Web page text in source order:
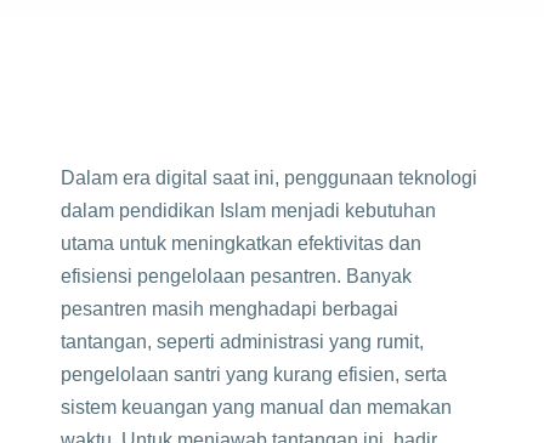
Dalam era digital saat ini, penggunaan teknologi
dalam pendidikan Islam menjadi kebutuhan
utama untuk meningkatkan efektivitas dan
efisiensi pengelolaan pesantren. Banyak
pesantren masih menghadapi berbagai
tantangan, seperti administrasi yang rumit,
pengelolaan santri yang kurang efisien, serta
sistem keuangan yang manual dan memakan